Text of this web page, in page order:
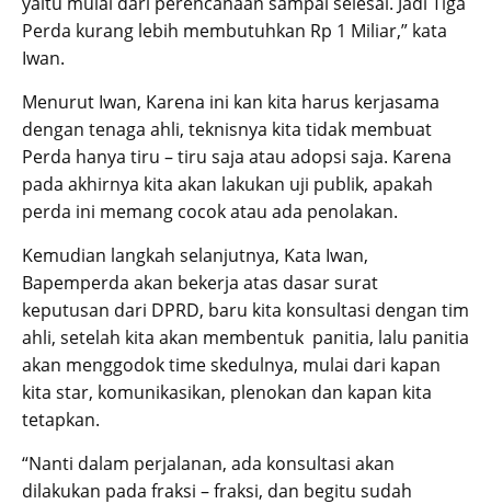
Perda kurang lebih membutuhkan Rp 1 Miliar,” kata
Iwan.
Menurut Iwan, Karena ini kan kita harus kerjasama
dengan tenaga ahli, teknisnya kita tidak membuat
Perda hanya tiru – tiru saja atau adopsi saja. Karena
pada akhirnya kita akan lakukan uji publik, apakah
perda ini memang cocok atau ada penolakan.
Kemudian langkah selanjutnya, Kata Iwan,
Bapemperda akan bekerja atas dasar surat
keputusan dari DPRD, baru kita konsultasi dengan tim
ahli, setelah kita akan membentuk panitia, lalu panitia
akan menggodok time skedulnya, mulai dari kapan
kita star, komunikasikan, plenokan dan kapan kita
tetapkan.
“Nanti dalam perjalanan, ada konsultasi akan
dilakukan pada fraksi – fraksi, dan begitu sudah